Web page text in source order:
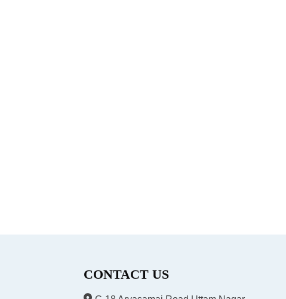
CONTACT US